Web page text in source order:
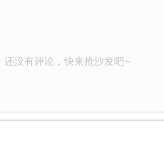
还没有评论，快来抢沙发吧~